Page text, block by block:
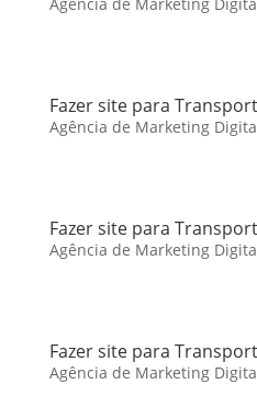
Fazer site para
Agência de Marketing
Fazer site para
Agência de Marketing
Fazer site para
Agência de Marketing